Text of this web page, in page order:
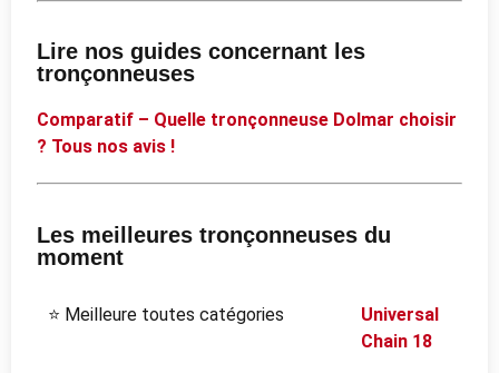
Lire nos guides concernant les
tronçonneuses
Comparatif – Quelle tronçonneuse Dolmar choisir
? Tous nos avis !
Les meilleures tronçonneuses du
moment
⭐ Meilleure toutes catégories
Universal
Chain 18